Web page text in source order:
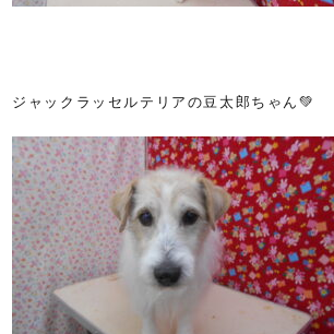
ジャックラッセルテリアの豆太郎ちゃん💚